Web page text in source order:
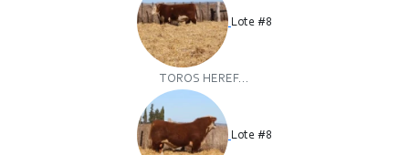
Lote #8
TOROS HEREF...
Lote #8